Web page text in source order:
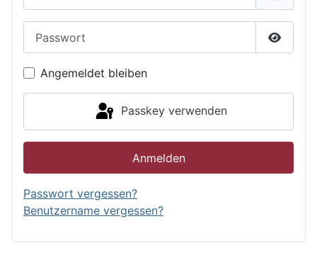
Angemeldet bleiben
Passkey verwenden
Anmelden
Passwort vergessen?
Benutzername vergessen?